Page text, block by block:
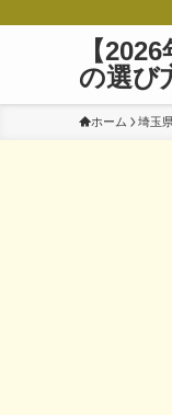
【
の選び
ホーム 埼玉